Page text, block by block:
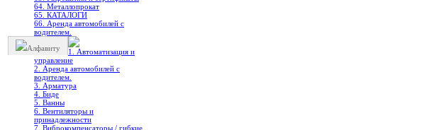
64. Металлопрокат
65. КАТАЛОГИ
66. Аренда автомобилей с
водителем.
Алфавиту
1. Автоматизация и
управление
2. Аренда автомобилей с
водителем.
3. Арматура
4. Биде
5. Ванны
6. Вентиляторы и
принадлежности
7. Виброкомпенсаторы / гибкие